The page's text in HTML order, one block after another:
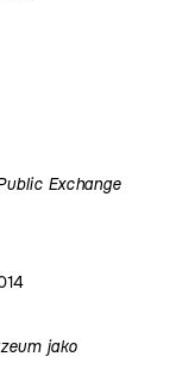
Exchange
jako